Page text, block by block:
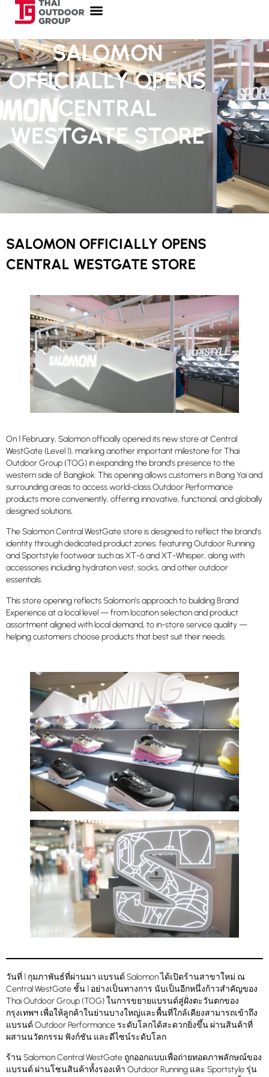
SALOMON
OFFICIALLY OPENS
CENTRAL
WESTGATE STORE
SALOMON OFFICIALLY OPENS
CENTRAL WESTGATE STORE
On 1 February, Salomon officially opened its new store at Central
WestGate (Level 1), marking another important milestone for Thai
Outdoor Group (TOG) in expanding the brand’s presence to the
western side of Bangkok. This opening allows customers in Bang Yai and
surrounding areas to access world-class Outdoor Performance
products more conveniently, offering innovative, functional, and globally
designed solutions.
The Salomon Central WestGate store is designed to reflect the brand’s
identity through dedicated product zones, featuring Outdoor Running
and Sportstyle footwear such as XT-6 and XT-Whisper, along with
accessories including hydration vest, socks, and other outdoor
essentials.
This store opening reflects Salomon’s approach to building Brand
Experience at a local level — from location selection and product
assortment aligned with local demand, to in-store service quality —
helping customers choose products that best suit their needs.
วันที่ 1 กุมภาพันธ์ที่ผ่านมา แบรนด์ Salomon ได้เปิดร้านสาขาใหม่ ณ
Central WestGate ชั้น 1 อย่างเป็นทางการ นับเป็นอีกหนึ่งก้าวสำคัญของ
Thai Outdoor Group (TOG) ในการขยายแบรนด์สู่ฝั่งตะวันตกของ
กรุงเทพฯ เพื่อให้ลูกค้าในย่านบางใหญ่และพื้นที่ใกล้เคียงสามารถเข้าถึง
แบรนด์ Outdoor Performance ระดับโลกได้สะดวกยิ่งขึ้น ผ่านสินค้าที่
ผสานนวัตกรรม ฟังก์ชัน และดีไซน์ระดับโลก
ร้าน Salomon Central WestGate ถูกออกแบบเพื่อถ่ายทอดภาพลักษณ์ของ
แบรนด์ ผ่านโซนสินค้าทั้งรองเท้า Outdoor Running และ Sportstyle รุ่น